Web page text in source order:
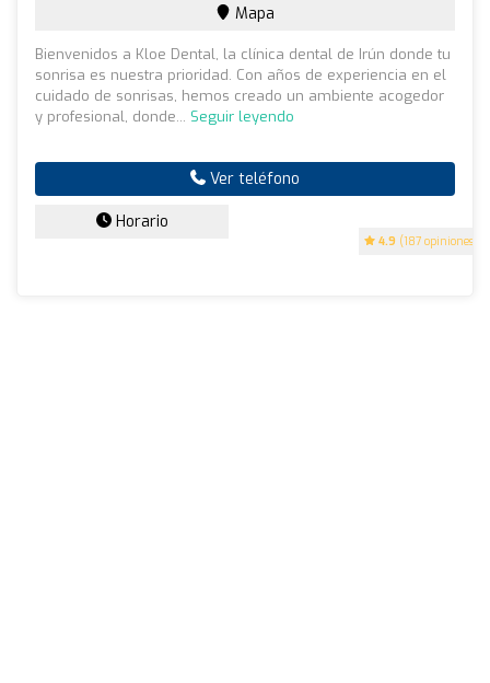
4.9 (187 opiniones)
Mapa
Bienvenidos a Kloe Dental, la clínica dental de Irún donde tu
sonrisa es nuestra prioridad. Con años de experiencia en el
cuidado de sonrisas, hemos creado un ambiente acogedor
y profesional, donde... Seguir leyendo
Ver teléfono
Horario